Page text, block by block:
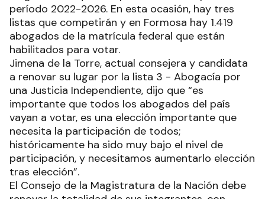
período 2022-2026. En esta ocasión, hay tres
listas que competirán y en Formosa hay 1.419
abogados de la matrícula federal que están
habilitados para votar.
Jimena de la Torre, actual consejera y candidata
a renovar su lugar por la lista 3 - Abogacía por
una Justicia Independiente, dijo que “es
importante que todos los abogados del país
vayan a votar, es una elección importante que
necesita la participación de todos;
históricamente ha sido muy bajo el nivel de
participación, y necesitamos aumentarlo elección
tras elección”.
El Consejo de la Magistratura de la Nación debe